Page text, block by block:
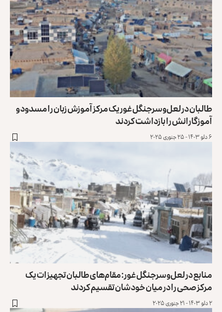
طالبان در لعل‌وسرجنگل غور یک مرکز آموزش زبان را مسدود و
آموزگارانش را بازداشت کردند
۶ دلو ۱۴۰۳ - ۲۵ جنوری ۲۰۲۵
منابع در لعل‌و‌سرجنگل غور: مقام‌های طالبان تجهیزات یک
مرکز صحی را در میان خودشان تقسیم کردند
۲ دلو ۱۴۰۳ - ۲۱ جنوری ۲۰۲۵